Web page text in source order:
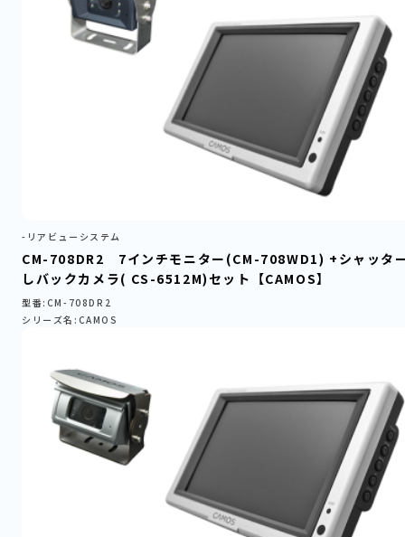
-リアビューシステム
CM-708DR2 7インチモニター(CM-708WD1) +シャッタ
しバックカメラ( CS-6512M)セット【CAMOS】
型番:CM-708DR2
シリーズ名:CAMOS